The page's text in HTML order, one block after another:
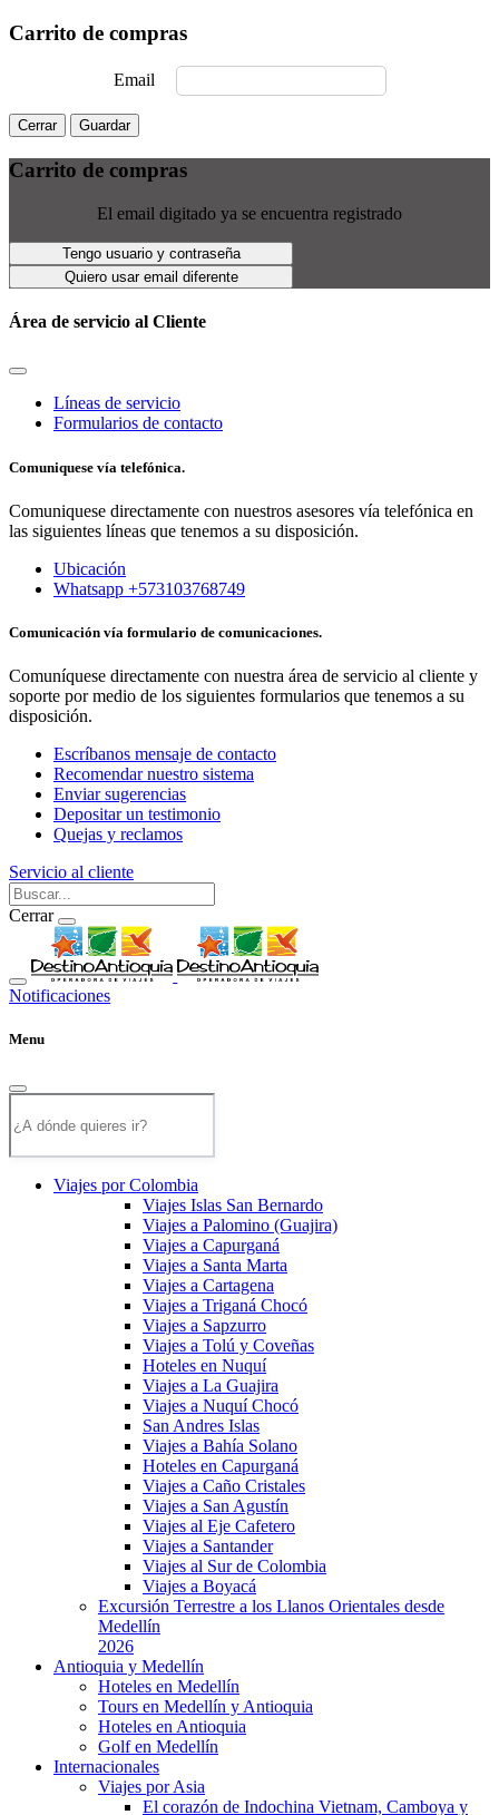
Carrito de compras
Email
Cerrar Guardar
Carrito de compras
El email digitado ya se encuentra registrado
Tengo usuario y contraseña
Quiero usar email diferente
Área de servicio al Cliente
Líneas de servicio
Formularios de contacto
Comuniquese vía telefónica.
Comuniquese directamente con nuestros asesores vía telefónica en
las siguientes líneas que tenemos a su disposición.
Ubicación
Whatsapp +573103768749
Comunicación vía formulario de comunicaciones.
Comuníquese directamente con nuestra área de servicio al cliente y
soporte por medio de los siguientes formularios que tenemos a su
disposición.
Escríbanos mensaje de contacto
Recomendar nuestro sistema
Enviar sugerencias
Depositar un testimonio
Quejas y reclamos
Servicio al cliente
Cerrar
Notificaciones
Menu
Viajes por Colombia
Viajes Islas San Bernardo
Viajes a Palomino (Guajira)
Viajes a Capurganá
Viajes a Santa Marta
Viajes a Cartagena
Viajes a Triganá Chocó
Viajes a Sapzurro
Viajes a Tolú y Coveñas
Hoteles en Nuquí
Viajes a La Guajira
Viajes a Nuquí Chocó
San Andres Islas
Viajes a Bahía Solano
Hoteles en Capurganá
Viajes a Caño Cristales
Viajes a San Agustín
Viajes al Eje Cafetero
Viajes a Santander
Viajes al Sur de Colombia
Viajes a Boyacá
Excursión Terrestre a los Llanos Orientales desde
Medellín
2026
Antioquia y Medellín
Hoteles en Medellín
Tours en Medellín y Antioquia
Hoteles en Antioquia
Golf en Medellín
Internacionales
Viajes por Asia
El corazón de Indochina Vietnam, Camboya y